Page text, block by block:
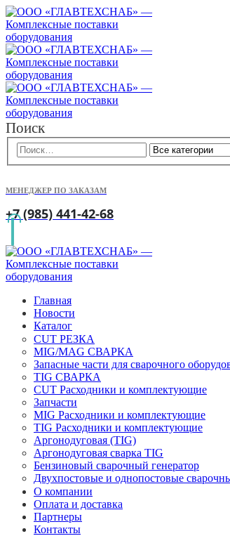
Поиск
МЕНЕДЖЕР ПО ЗАКАЗАМ
+7 (985) 441-42-68
Главная
Новости
Каталог
CUT РЕЗКА
MIG/MAG СВАРКА
Запасные части для сварочного
TIG СВАРКА
CUT Расходники и комплектующие
Запчасти
MIG Расходники и комплектующие
TIG Расходники и комплектующие
Аргонодуговая (TIG)
Аргонодуговая сварка TIG
Бензиновый сварочный генератор
Двухпостовые и однопостовые
О компании
Оплата и доставка
Партнеры
Контакты